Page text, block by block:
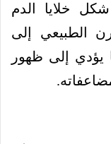
خلايا الدم
الطبيعي إلى
إلى ظهور